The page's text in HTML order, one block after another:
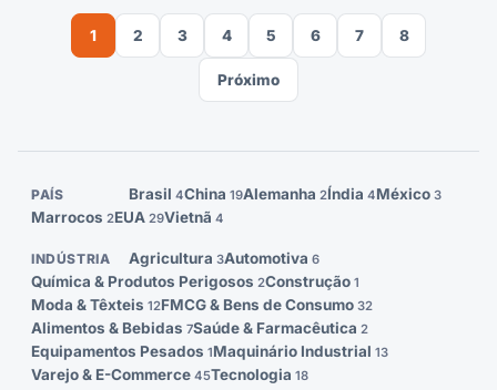
usados no frete marítimo. Este guia cobre
obrigações, exemplos de custo, CIF vs FOB e quando
o CIF é a escolha certa para seus embarques.
1 2 3 4 5 6 7 8
Próximo
PAÍS Brasil 4China 19Alemanha 2Índia 4México 3
Marrocos 2EUA 29Vietnã 4
INDÚSTRIA Agricultura 3Automotiva 6
Química & Produtos Perigosos 2Construção 1
Moda & Têxteis 12FMCG & Bens de Consumo 32
Alimentos & Bebidas 7Saúde & Farmacêutica 2
Equipamentos Pesados 1Maquinário Industrial 13
Varejo & E-Commerce 45Tecnologia 18